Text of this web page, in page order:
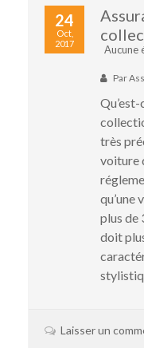
24
Oct,
2017
Aucune
Par
très
voiture
qu’une
plus de
doit
Laisser un